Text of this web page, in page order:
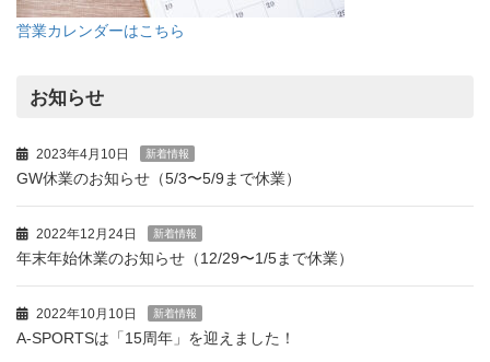
営業カレンダーはこちら
お知らせ
2023年4月10日 新着情報
GW休業のお知らせ（5/3〜5/9まで休業）
2022年12月24日 新着情報
年末年始休業のお知らせ（12/29〜1/5まで休業）
2022年10月10日 新着情報
A-SPORTSは「15周年」を迎えました！